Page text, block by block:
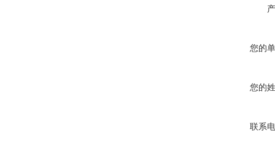
您的
您的
联系